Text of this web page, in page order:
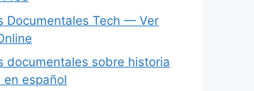
Documentales Tech — Ver
documentales sobre historia
en español